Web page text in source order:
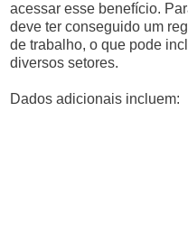
acessar esse benefício.
deve ter conseguido um
de trabalho, o que pode
diversos setores.
Dados adicionais incluem: